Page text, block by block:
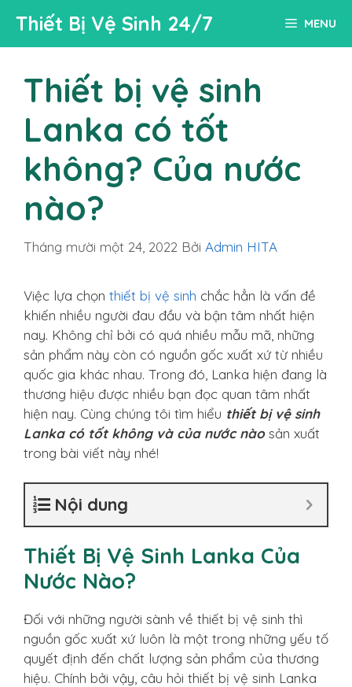
đến
nội
Thiết Bị Vệ Sinh 24/7 MENU
Thiết bị vệ sinh
Lanka có tốt
không? Của nước
nào?
Tháng mười một 24, 2022 Bởi Admin HITA
Việc lựa chọn thiết bị vệ sinh chắc hẳn là vấn đề
khiến nhiều người đau đầu và bận tâm nhất hiện
nay. Không chỉ bởi có quá nhiều mẫu mã, những
sản phẩm này còn có nguồn gốc xuất xứ từ nhiều
quốc gia khác nhau. Trong đó, Lanka hiện đang là
thương hiệu được nhiều bạn đọc quan tâm nhất
hiện nay. Cùng chúng tôi tìm hiểu thiết bị vệ sinh
Lanka có tốt không và của nước nàosản xuất
trong bài viết này nhé!
Nội dung
Thiết Bị Vệ Sinh Lanka Của
Nước Nào?
Đối với những người sành về thiết bị vệ sinh thì
nguồn gốc xuất xứ luôn là một trong những yếu tố
quyết định đến chất lượng sản phẩm của thương
hiệu. Chính bởi vậy, câu hỏi thiết bị vệ sinh Lanka